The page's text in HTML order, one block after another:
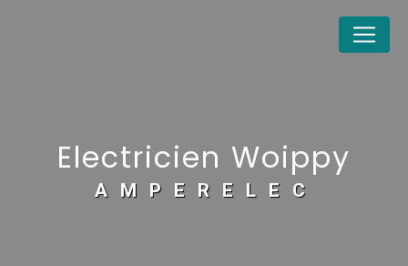
Electricien Woippy
AMPERELEC